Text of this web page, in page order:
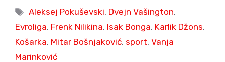
Tags
Aleksej Pokuševski, Dvejn Vašington,
Evroliga, Frenk Nilikina, Isak Bonga, Karlik Džons,
Košarka, Mitar Bošnjaković, sport, Vanja
Marinković